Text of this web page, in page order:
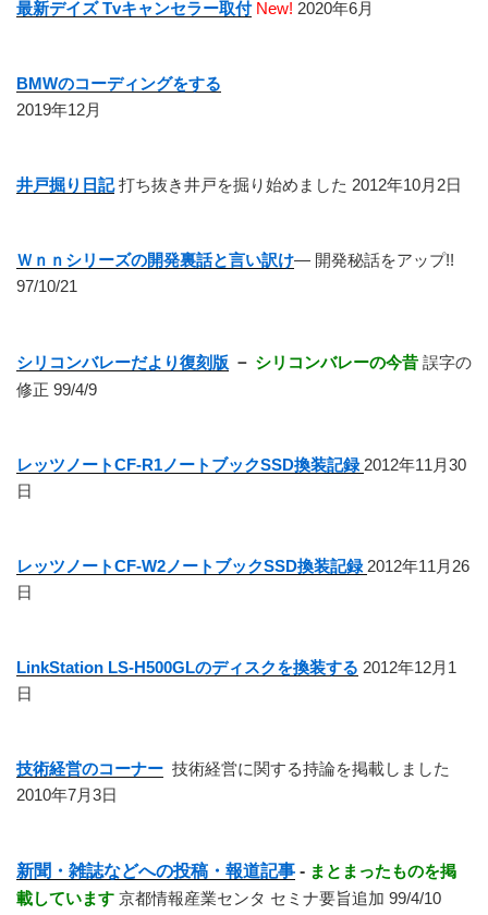
最新デイズ Tvキャンセラー取付New! 2020年6月
BMWのコーディングをする
2019年12月
井戸掘り日記 打ち抜き井戸を掘り始めました 2012年10月2日
Ｗｎｎシリーズの開発裏話と言い訳け― 開発秘話をアップ!!
97/10/21
シリコンバレーだより復刻版 － シリコンバレーの今昔 誤字の
修正 99/4/9
レッツノートCF-R1ノートブックSSD換装記録 2012年11月30
日
レッツノートCF-W2ノートブックSSD換装記録 2012年11月26
日
LinkStation LS-H500GLのディスクを換装する 2012年12月1
日
技術経営のコーナー 技術経営に関する持論を掲載しました
2010年7月3日
新聞・雑誌などへの投稿・報道記事 - まとまったものを掲
載しています 京都情報産業センタ セミナ要旨追加 99/4/10